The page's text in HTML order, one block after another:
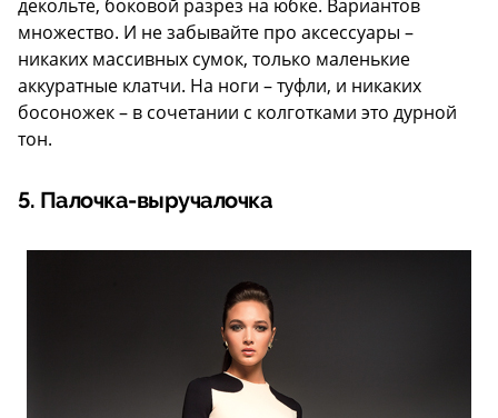
декольте, боковой разрез на юбке. Вариантов
множество. И не забывайте про аксессуары –
никаких массивных сумок, только маленькие
аккуратные клатчи. На ноги – туфли, и никаких
босоножек – в сочетании с колготками это дурной
тон.
5. Палочка-выручалочка